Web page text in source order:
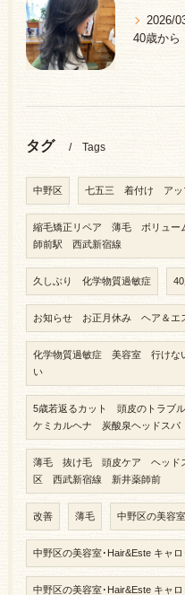
2026/
タグ Tags
中野区 七五三 着付け アッ
縮毛矯正リペア 薄毛 ボリュ
師前駅 西武新宿線
久しぶり 化学物質過敏症
お知らせ お正月休み ヘア＆エ
化学物質過敏症 美容室 行け
い
5歳若返るカット 頭皮のトラ
ケミカルヘナ 炭酸泉ヘッドス
薄毛 抜け毛 頭皮ケア ヘッド
区 西武新宿線 新井薬師前
改善 薄毛 中野区の美容
中野区の美容室･Hair&Este キャ
中野区の美容室･Hair&Este キャ